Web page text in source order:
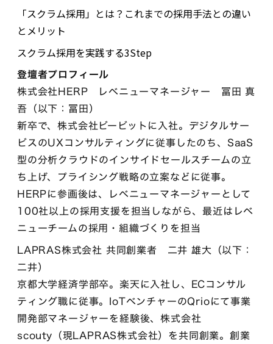
「スクラム採用」とは？これまでの採用手法との違い
とメリット
スクラム採用を実践する3Step
登壇者プロフィール
株式会社HERP レベニューマネージャー 冨田 真
吾（以下：冨田）
新卒で、株式会社ビービットに入社。デジタルサー
ビスのUXコンサルティングに従事したのち、SaaS
型の分析クラウドのインサイドセールスチームの立
ち上げ、プライシング戦略の立案などに従事。
HERPに参画後は、レベニューマネージャーとして
100社以上の採用支援を担当しながら、最近はレベ
ニューチームの採用・組織づくりを担当
LAPRAS株式会社 共同創業者 二井 雄大（以下：
二井）
京都大学経済学部卒。楽天に入社し、ECコンサル
ティング職に従事。IoTベンチャーのQrioにて事業
開発部マネージャーを経験後、株式会社
scouty（現LAPRAS株式会社）を共同創業。創業